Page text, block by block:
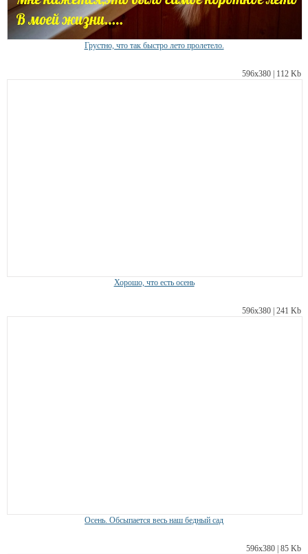
Грустно, что так быстро лето пролетело.
596х380 | 112 Kb
Хорошо, что есть осень
596х380 | 241 Kb
Осень. Обсыпается весь наш бедный сад
596х380 | 85 Kb